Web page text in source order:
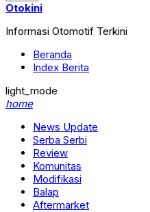
Otokini
Informasi Otomotif Terkini
Beranda
Index Berita
light_mode
home
News Update
Serba Serbi
Review
Komunitas
Modifikasi
Balap
Aftermarket